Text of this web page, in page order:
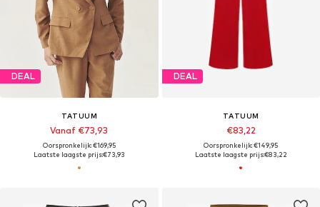
DEAL
TATUUM
Vanaf €73,93
Oorspronkelijk: €169,95
Laatste laagste prijs:€73,93
DEAL
TATUUM
€83,22
Oorspronkelijk: €149,95
Laatste laagste prijs:€83,22